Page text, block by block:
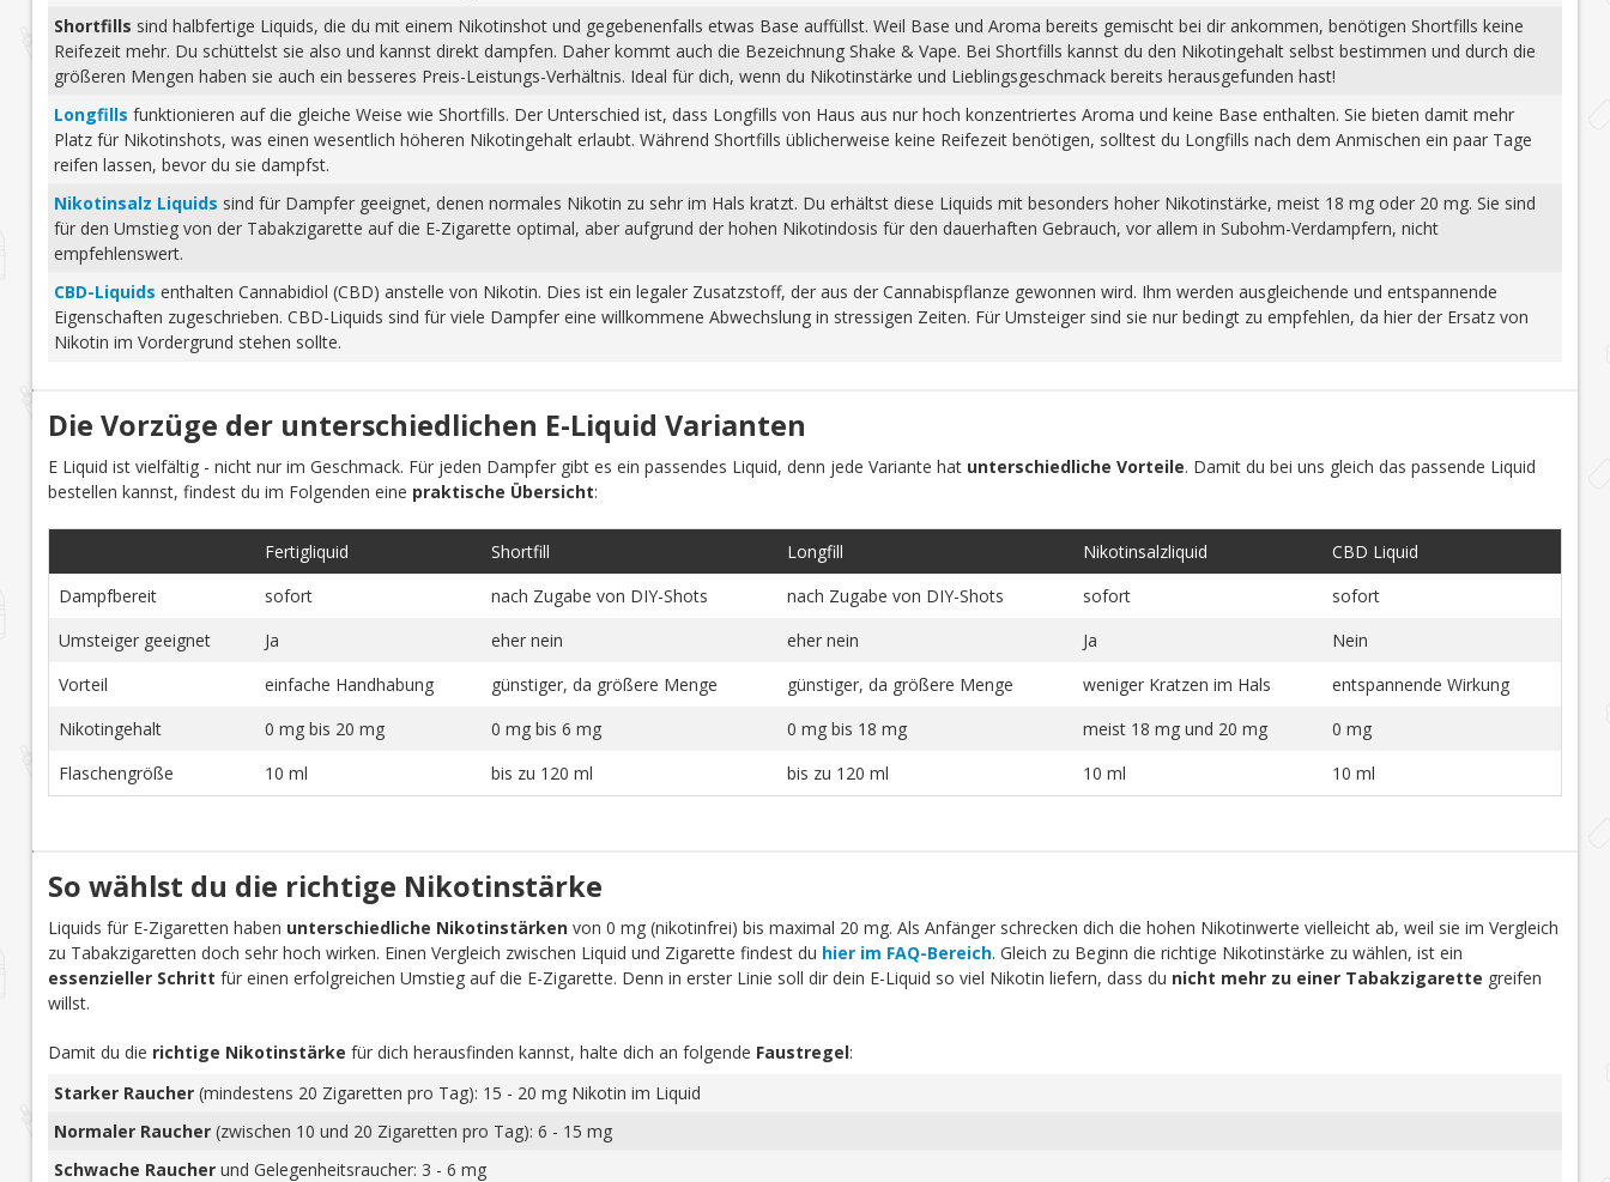
Shortfills sind halbfertige Liquids, die du mit einem Nikotinshot und gegebenenfalls etwas Base auffüllst. Weil Base und Aroma bereits gemischt bei dir ankommen, benötigen Shortfills keine
Reifezeit mehr. Du schüttelst sie also und kannst direkt dampfen. Daher kommt auch die Bezeichnung Shake & Vape. Bei Shortfills kannst du den Nikotingehalt selbst bestimmen und durch die
größeren Mengen haben sie auch ein besseres Preis-Leistungs-Verhältnis. Ideal für dich, wenn du Nikotinstärke und Lieblingsgeschmack bereits herausgefunden hast!
Longfills funktionieren auf die gleiche Weise wie Shortfills. Der Unterschied ist, dass Longfills von Haus aus nur hoch konzentriertes Aroma und keine Base enthalten. Sie bieten damit mehr
Platz für Nikotinshots, was einen wesentlich höheren Nikotingehalt erlaubt. Während Shortfills üblicherweise keine Reifezeit benötigen, solltest du Longfills nach dem Anmischen ein paar Tage
reifen lassen, bevor du sie dampfst.
Nikotinsalz Liquids sind für Dampfer geeignet, denen normales Nikotin zu sehr im Hals kratzt. Du erhältst diese Liquids mit besonders hoher Nikotinstärke, meist 18 mg oder 20 mg. Sie sind
für den Umstieg von der Tabakzigarette auf die E-Zigarette optimal, aber aufgrund der hohen Nikotindosis für den dauerhaften Gebrauch, vor allem in Subohm-Verdampfern, nicht
empfehlenswert.
CBD-Liquids enthalten Cannabidiol (CBD) anstelle von Nikotin. Dies ist ein legaler Zusatzstoff, der aus der Cannabispflanze gewonnen wird. Ihm werden ausgleichende und entspannende
Eigenschaften zugeschrieben. CBD-Liquids sind für viele Dampfer eine willkommene Abwechslung in stressigen Zeiten. Für Umsteiger sind sie nur bedingt zu empfehlen, da hier der Ersatz von
Nikotin im Vordergrund stehen sollte.
Die Vorzüge der unterschiedlichen E-Liquid Varianten
E Liquid ist vielfältig - nicht nur im Geschmack. Für jeden Dampfer gibt es ein passendes Liquid, denn jede Variante hat unterschiedliche Vorteile. Damit du bei uns gleich das passende Liquid
bestellen kannst, findest du im Folgenden eine praktische Übersicht:
Fertigliquid Shortfill Longfill Nikotinsalzliquid
CBD Liquid
Dampfbereit
sofort nach Zugabe von DIY-Shots nach Zugabe von DIY-Shots sofort
sofort
Umsteiger geeignet
Ja eher nein eher nein Ja
Nein
Vorteil
einfache Handhabung günstiger, da größere Menge günstiger, da größere Menge weniger Kratzen im Hals
entspannende Wirkung
Nikotingehalt
0 mg bis 20 mg 0 mg bis 6 mg 0 mg bis 18 mg meist 18 mg und 20 mg
0 mg
Flaschengröße
10 ml bis zu 120 ml bis zu 120 ml 10 ml 10 ml
So wählst du die richtige Nikotinstärke
Liquids für E-Zigaretten haben unterschiedliche Nikotinstärkenvon 0 mg (nikotinfrei) bis maximal 20 mg. Als Anfänger schrecken dich die hohen Nikotinwerte vielleicht ab, weil sie im Vergleich
zu Tabakzigaretten doch sehr hoch wirken. Einen Vergleich zwischen Liquid und Zigarette findest du hier im FAQ-Bereich. Gleich zu Beginn die richtige Nikotinstärke zu wählen, ist ein
essenzieller Schritt für einen erfolgreichen Umstieg auf die E-Zigarette. Denn in erster Linie soll dir dein E-Liquid so viel Nikotin liefern, dass du nicht mehr zu einer Tabakzigarette greifen
willst.
Damit du die richtige Nikotinstärke für dich herausfinden kannst, halte dich an folgende Faustregel:
Starker Raucher(mindestens 20 Zigaretten pro Tag): 15 - 20 mg Nikotin im Liquid
Normaler Raucher(zwischen 10 und 20 Zigaretten pro Tag): 6 - 15 mg
Schwache Raucherund Gelegenheitsraucher: 3 - 6 mg